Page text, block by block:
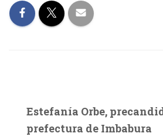
Estefanía Orbe,
prefectura de Imbabura